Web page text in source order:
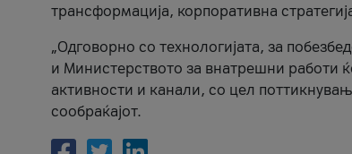
трансформација, корпоративна
„Одговорно со технологијата, за
и Министерството за внатрешни работи
активности и канали, со цел
сообраќајот.